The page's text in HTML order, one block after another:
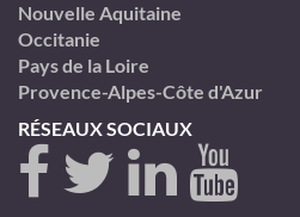
Nouvelle Aquitaine
Occitanie
Pays de la Loire
Provence-Alpes-Côte d'Azur
RÉSEAUX SOCIAUX